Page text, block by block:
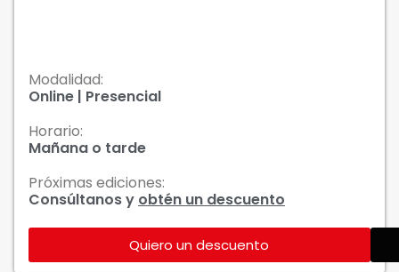
Modalidad:
Online | Presencial
Horario:
Mañana o tarde
Próximas ediciones:
Consúltanos y obtén un descuento
Quiero un descuento